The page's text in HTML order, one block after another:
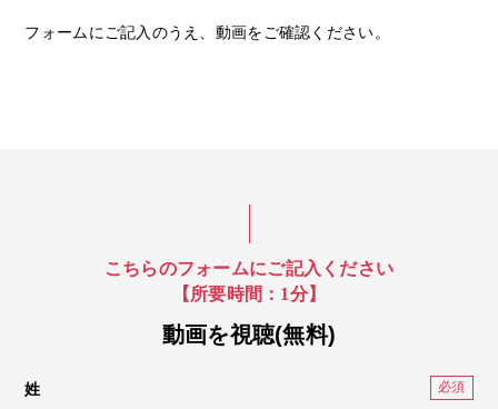
フォームにご記入のうえ、動画をご確認ください。
こちらのフォームにご記入ください
【所要時間：1分】
動画を視聴(無料)
姓